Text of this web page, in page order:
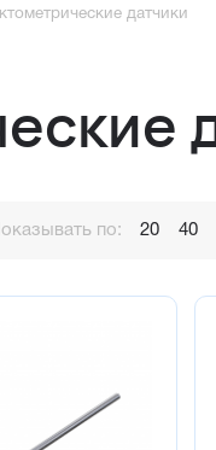
датчики
по: 20 40